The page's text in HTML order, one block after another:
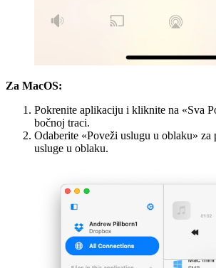
Za MacOS:
Pokrenite aplikaciju i kliknite na «Sva
bočnoj traci.
Odaberite «Poveži uslugu u oblaku» za
usluge u oblaku.